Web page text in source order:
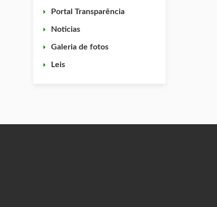
Portal Transparência
Noticias
Galeria de fotos
Leis